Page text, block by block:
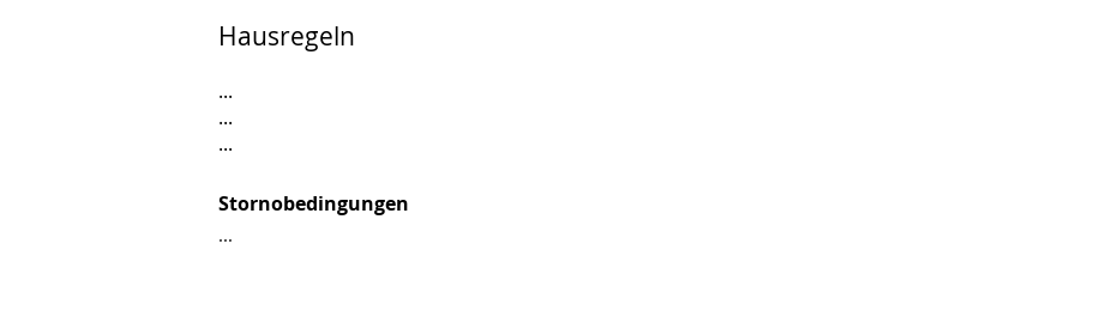
Hausregeln
...
...
...
Stornobedingungen
...